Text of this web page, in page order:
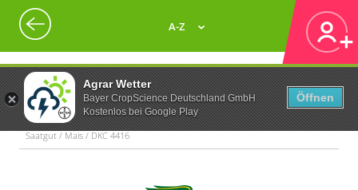
Agrar Wetter
Bayer CropScience Deutschland GmbH
Kostenlos bei Google Play
Öffnen
A-Z
Saatgut / Mais / DKC 4416